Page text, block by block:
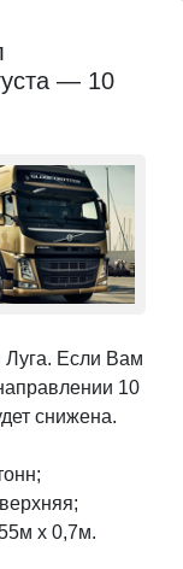
— 10
Луга. Если Вам
10
снижена.
x 0,7м.